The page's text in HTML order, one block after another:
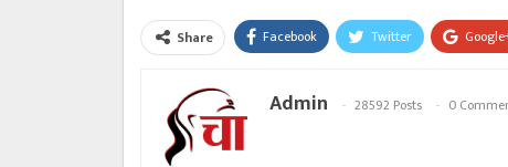
Share Facebook Twitter
Admin 28592 Posts 0